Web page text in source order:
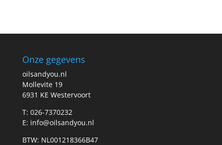
Onze gegevens
oilsandyou.nl
Mollevite 19
6931 KE Westervoort
T: 026-7370232
E: info@oilsandyou.nl
BTW: NL001218366B47